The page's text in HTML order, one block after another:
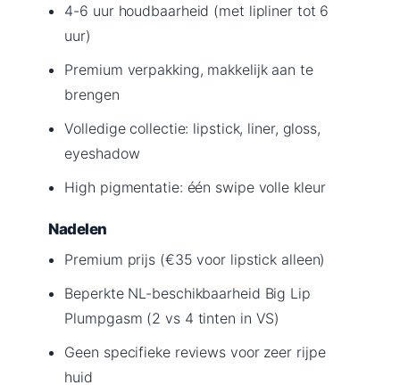
4-6 uur houdbaarheid (met lipliner tot 6
uur)
Premium verpakking, makkelijk aan te
brengen
Volledige collectie: lipstick, liner, gloss,
eyeshadow
High pigmentatie: één swipe volle kleur
Nadelen
Premium prijs (€35 voor lipstick alleen)
Beperkte NL-beschikbaarheid Big Lip
Plumpgasm (2 vs 4 tinten in VS)
Geen specifieke reviews voor zeer rijpe
huid